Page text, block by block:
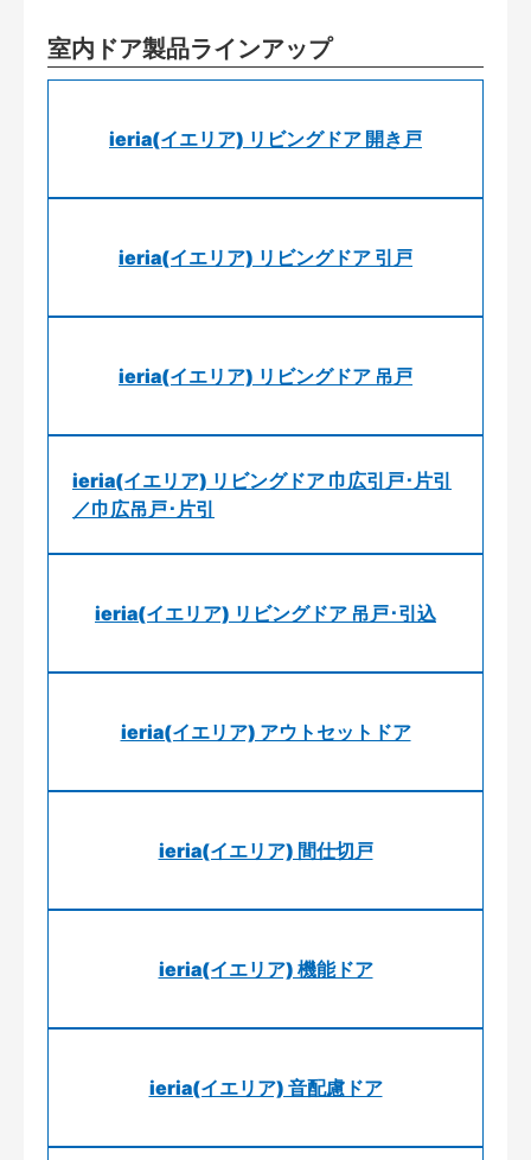
室内ドア製品ラインアップ
ieria(イエリア) リビングドア 開き戸
ieria(イエリア) リビングドア 引戸
ieria(イエリア) リビングドア 吊戸
ieria(イエリア) リビングドア 巾広引戸･片引
／巾広吊戸･片引
ieria(イエリア) リビングドア 吊戸･引込
ieria(イエリア) アウトセットドア
ieria(イエリア) 間仕切戸
ieria(イエリア) 機能ドア
ieria(イエリア) 音配慮ドア